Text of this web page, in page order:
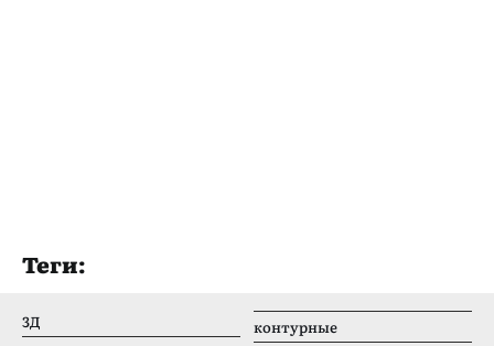
Теги:
3Д
контурные